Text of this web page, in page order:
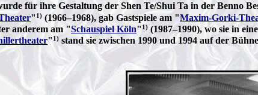
für ihre Gestaltung der Shen Te/Shui Ta in der Benno
" 1) (1966–1968), gab Gastspiele am "Maxim-Gorki-
anderem am "Schauspiel Köln" 1) (1987–1990), wo sie in
" 1) stand sie zwischen 1990 und 1994 auf der